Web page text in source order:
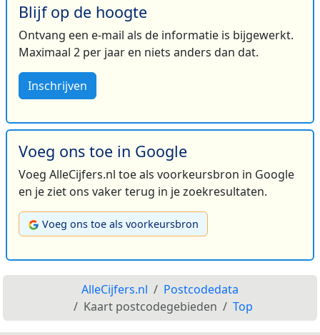
Blijf op de hoogte
Ontvang een e-mail als de informatie is bijgewerkt.
Maximaal 2 per jaar en niets anders dan dat.
Inschrijven
Voeg ons toe in Google
Voeg AlleCijfers.nl toe als voorkeursbron in Google
en je ziet ons vaker terug in je zoekresultaten.
Voeg ons toe als voorkeursbron
AlleCijfers.nl
Postcodedata
Kaart postcodegebieden
Top